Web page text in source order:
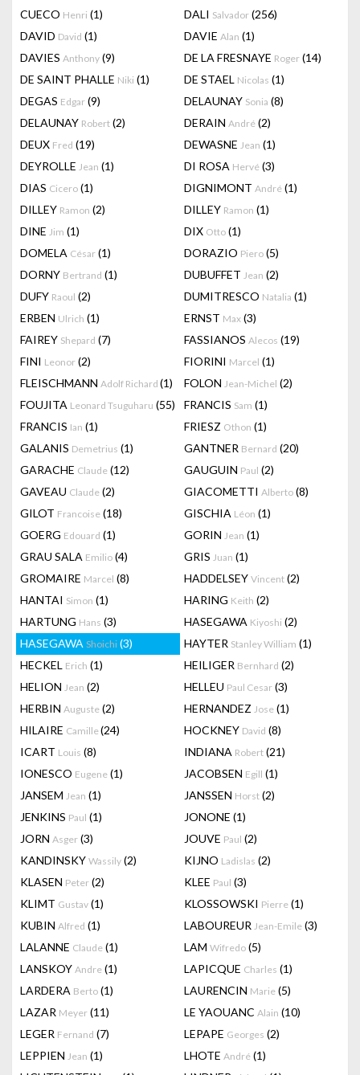
CUECO Henri (1) DALI Salvador (256)
DAVID David (1) DAVIE Alan (1)
DAVIES Anthony (9) DE LA FRESNAYE Roger (14)
DE SAINT PHALLE Niki (1) DE STAEL Nicolas (1)
DEGAS Edgar (9) DELAUNAY Sonia (8)
DELAUNAY Robert (2) DERAIN André (2)
DEUX Fred (19) DEWASNE Jean (1)
DEYROLLE Jean (1) DI ROSA Hervé (3)
DIAS Cicero (1) DIGNIMONT André (1)
DILLEY Ramon (2) DILLEY Ramon (1)
DINE Jim (1) DIX Otto (1)
DOMELA César (1) DORAZIO Piero (5)
DORNY Bertrand (1) DUBUFFET Jean (2)
DUFY Raoul (2) DUMITRESCO Natalia (1)
ERBEN Ulrich (1) ERNST Max (3)
FAIREY Shepard (7) FASSIANOS Alecos (19)
FINI Leonor (2) FIORINI Marcel (1)
FLEISCHMANN Adolf Richard (1) FOLON Jean-Michel (2)
FOUJITA Leonard Tsuguharu (55) FRANCIS Sam (1)
FRANCIS Ian (1) FRIESZ Othon (1)
GALANIS Demetrius (1) GANTNER Bernard (20)
GARACHE Claude (12) GAUGUIN Paul (2)
GAVEAU Claude (2) GIACOMETTI Alberto (8)
GILOT Francoise (18) GISCHIA Léon (1)
GOERG Edouard (1) GORIN Jean (1)
GRAU SALA Emilio (4) GRIS Juan (1)
GROMAIRE Marcel (8) HADDELSEY Vincent (2)
HANTAI Simon (1) HARING Keith (2)
HARTUNG Hans (3) HASEGAWA Kiyoshi (2)
HASEGAWA Shoichi (3) HAYTER Stanley William (1)
HECKEL Erich (1) HEILIGER Bernhard (2)
HELION Jean (2) HELLEU Paul Cesar (3)
HERBIN Auguste (2) HERNANDEZ Jose (1)
HILAIRE Camille(24) HOCKNEY David (8)
ICART Louis (8) INDIANA Robert (21)
IONESCO Eugene (1) JACOBSEN Egill (1)
JANSEM Jean (1) JANSSEN Horst (2)
JENKINS Paul (1) JONONE (1)
JORN Asger (3) JOUVE Paul (2)
KANDINSKY Wassily (2) KIJNO Ladislas (2)
KLASEN Peter (2) KLEE Paul (3)
KLIMT Gustav (1) KLOSSOWSKI Pierre (1)
KUBIN Alfred (1) LABOUREUR Jean-Emile (3)
LALANNE Claude (1) LAM Wifredo (5)
LANSKOY Andre (1) LAPICQUE Charles (1)
LARDERA Berto (1) LAURENCIN Marie (5)
LAZAR Meyer (11) LE YAOUANC Alain (10)
LEGER Fernand (7) LEPAPE Georges (2)
LEPPIEN Jean (1) LHOTE André (1)